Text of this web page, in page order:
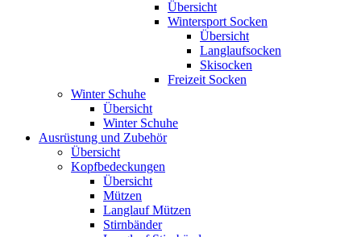
Übersicht
Wintersport Socken
Übersicht
Langlaufsocken
Skisocken
Freizeit Socken
Winter Schuhe
Übersicht
Winter Schuhe
Ausrüstung und Zubehör
Übersicht
Kopfbedeckungen
Übersicht
Mützen
Langlauf Mützen
Stirnbänder